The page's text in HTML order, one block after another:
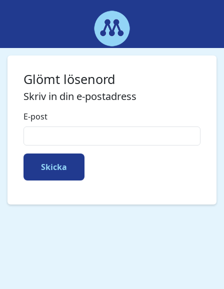
Glömt lösenord
Skriv in din e-postadress
E-post
Skicka